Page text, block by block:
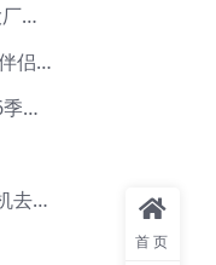
Go从入门到进阶，大厂案例全流程实践(完结)
熙墨爱经：12天探索伴侣亲密度
万维钢：精英日课1-6季合集
VMware过检测虚拟机去虚拟化教程(工具+基础+进阶)
首页